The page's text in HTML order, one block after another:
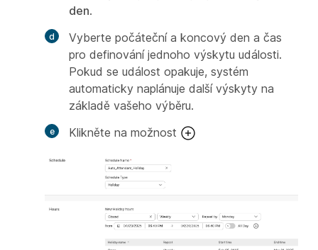
den.
Vyberte počáteční a koncový den a čas
pro definování jednoho výskytu události.
Pokud se událost opakuje, systém
automaticky naplánuje další výskyty na
základě vašeho výběru.
Klikněte na možnost